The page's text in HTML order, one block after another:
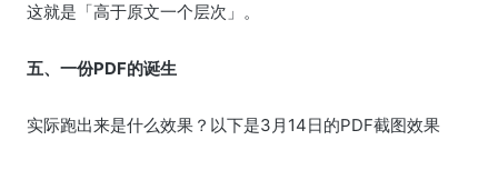
这就是「高于原文一个层次」。
五、一份PDF的诞生
实际跑出来是什么效果？以下是3月14日的PDF截图效果